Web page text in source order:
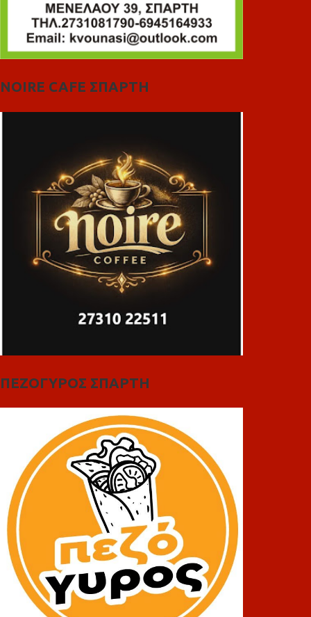
NOIRE CAFE ΣΠΑΡΤΗ
ΠΕΖΟΓΥΡΟΣ ΣΠΑΡΤΗ